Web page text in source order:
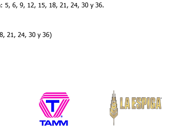
5, 6, 9, 12, 15, 18, 21, 24, 30 y 36.
21, 24, 30 y 36)